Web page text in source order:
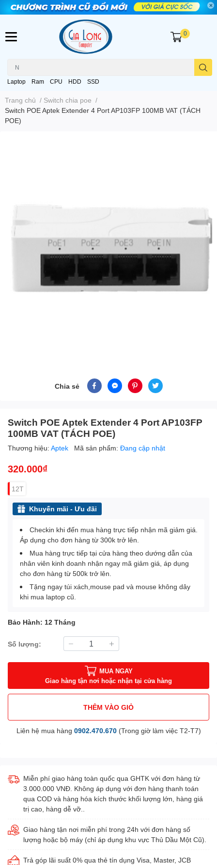
Laptop Ram CPU HDD SSD
0
Trang chủ / Switch chia poe /
Switch POE Aptek Extender 4 Port AP103FP 100MB VAT (TÁCH
POE)
Chia sẻ
Switch POE Aptek Extender 4 Port AP103FP
100MB VAT (TÁCH POE)
Thương hiệu: Aptek Mã sản phẩm: Đang cập nhật
320.000₫
12T
Khuyến mãi - Ưu đãi
Checkin khi đến mua hàng trực tiếp nhận mã giảm giá.
Áp dụng cho đơn hàng từ 300k trở lên.
Mua hàng trực tiếp tại cửa hàng theo dướng dẫn của
nhân viên kinh doanh nhận ngay mã giảm giá, áp dụng
cho đơn hàng từ 500k trở lên.
Tặng ngay túi xách,mouse pad và mouse không dây
khi mua laptop cũ.
Bảo Hành: 12 Tháng
Số lượng:
MUA NGAY
Giao hàng tận nơi hoặc nhận tại cửa hàng
THÊM VÀO GIỎ
Liên hệ mua hàng 0902.470.670(Trong giờ làm việc T2-T7)
Miễn phí giao hàng toàn quốc qua GHTK với đơn hàng từ
3.000.000 VNĐ. Không áp dụng với đơn hàng thanh toán
qua COD và hàng hóa kích thước khối lượng lớn, hàng giá
trị cao, hàng dễ vỡ..
Giao hàng tận nơi miễn phí trong 24h với đơn hàng số
lượng hoặc bộ máy (chỉ áp dụng khu vực Thủ Dầu Một Cũ).
Trả góp lãi suất 0% qua thẻ tín dụng Visa, Master, JCB